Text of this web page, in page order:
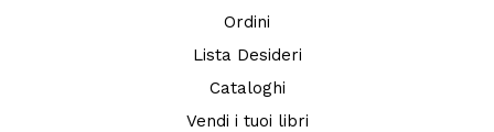
Ordini
Lista Desideri
Cataloghi
Vendi i tuoi libri